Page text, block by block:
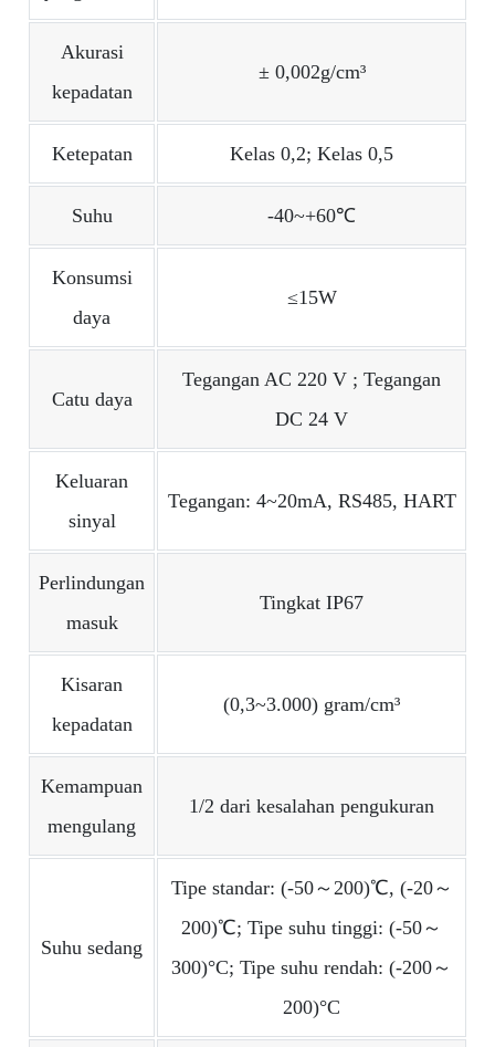
Akurasi
kepadatan
± 0,002g/cm³
Ketepatan Kelas 0,2; Kelas 0,5
Suhu -40~+60℃
Konsumsi
daya
≤15W
Catu daya
Tegangan AC 220 V ; Tegangan
DC 24 V
Keluaran
sinyal
Tegangan: 4~20mA, RS485, HART
Perlindungan
masuk
Tingkat IP67
Kisaran
kepadatan
(0,3~3.000) gram/cm³
Kemampuan
mengulang
1/2 dari kesalahan pengukuran
Suhu sedang
Tipe standar: (-50～200)℃, (-20～
200)℃; Tipe suhu tinggi: (-50～
300)°C; Tipe suhu rendah: (-200～
200)°C